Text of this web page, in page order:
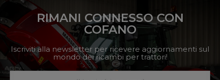
RIMANI CONNESSO CON
COFANO
Iscriviti alla newsletter per ricevere aggiornamenti sul
mondo dei ricambi per trattori!